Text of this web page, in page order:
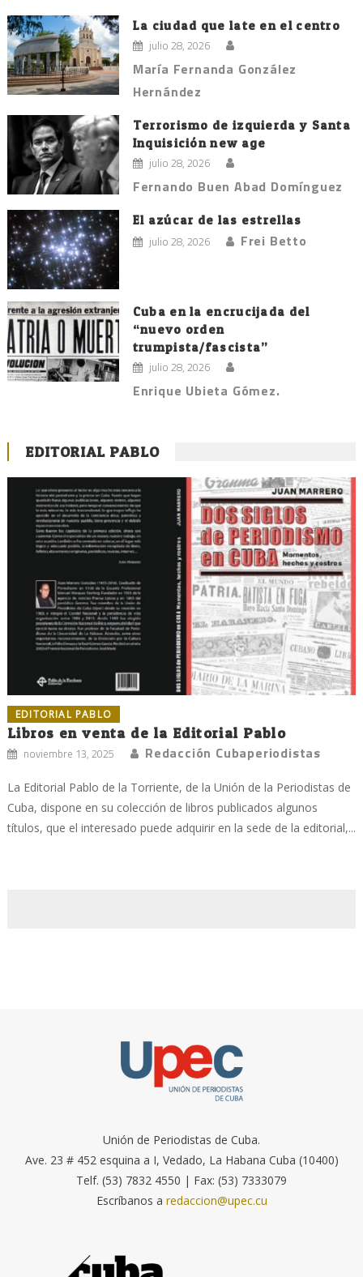
La ciudad que late en el centro
julio 28, 2026
María Fernanda González
Hernández
Terrorismo de izquierda y Santa
Inquisición new age
julio 28, 2026
Fernando Buen Abad Domínguez
El azúcar de las estrellas
julio 28, 2026 Frei Betto
Cuba en la encrucijada del
“nuevo orden
trumpista/fascista”
julio 28, 2026
Enrique Ubieta Gómez.
EDITORIAL PABLO
EDITORIAL PABLO
Libros en venta de la Editorial Pablo
noviembre 13, 2025 Redacción Cubaperiodistas
La Editorial Pablo de la Torriente, de la Unión de la Periodistas de
Cuba, dispone en su colección de libros publicados algunos
títulos, que el interesado puede adquirir en la sede de la editorial,...
Unión de Periodistas de Cuba.
Ave. 23 # 452 esquina a I, Vedado, La Habana Cuba (10400)
Telf. (53) 7832 4550 | Fax: (53) 7333079
Escríbanos a redaccion@upec.cu